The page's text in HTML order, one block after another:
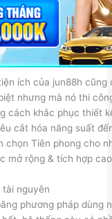
ích của jun88h cũng
nhưng mà nó thi
cách khắc phục thiết
cắt hóa năng suất
chọn Tiên phong cho
mở rộng & tích hợp
tài nguyên
phương pháp dùng